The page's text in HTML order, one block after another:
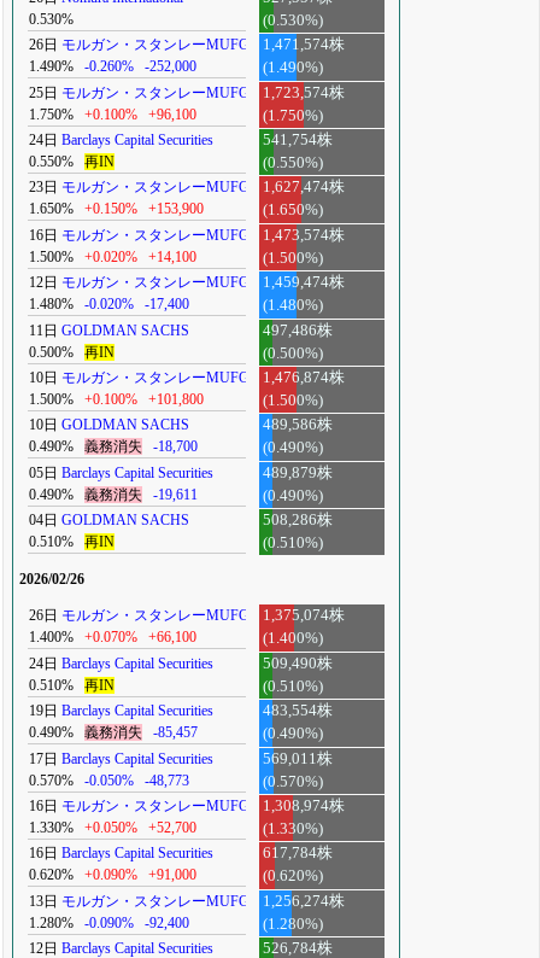
0.530%
(0.530%)
26日 モルガン・スタンレーMUFG
1.490%
-0.260% -252,000
1,471,574株
(1.490%)
25日 モルガン・スタンレーMUFG
1.750%
+0.100% +96,100
1,723,574株
(1.750%)
24日 Barclays Capital Securities
0.550%
再IN
541,754株
(0.550%)
23日 モルガン・スタンレーMUFG
1.650%
+0.150% +153,900
1,627,474株
(1.650%)
16日 モルガン・スタンレーMUFG
1.500%
+0.020% +14,100
1,473,574株
(1.500%)
12日 モルガン・スタンレーMUFG
1.480%
-0.020% -17,400
1,459,474株
(1.480%)
11日 GOLDMAN SACHS
0.500%
再IN
497,486株
(0.500%)
10日 モルガン・スタンレーMUFG
1.500%
+0.100% +101,800
1,476,874株
(1.500%)
10日 GOLDMAN SACHS
0.490%
義務消失 -18,700
489,586株
(0.490%)
05日 Barclays Capital Securities
0.490%
義務消失 -19,611
489,879株
(0.490%)
04日 GOLDMAN SACHS
0.510%
再IN
508,286株
(0.510%)
2026/02/26
26日 モルガン・スタンレーMUFG
1.400%
+0.070% +66,100
1,375,074株
(1.400%)
24日 Barclays Capital Securities
0.510%
再IN
509,490株
(0.510%)
19日 Barclays Capital Securities
0.490%
義務消失 -85,457
483,554株
(0.490%)
17日 Barclays Capital Securities
0.570%
-0.050% -48,773
569,011株
(0.570%)
16日 モルガン・スタンレーMUFG
1.330%
+0.050% +52,700
1,308,974株
(1.330%)
16日 Barclays Capital Securities
0.620%
+0.090% +91,000
617,784株
(0.620%)
13日 モルガン・スタンレーMUFG
1.280%
-0.090% -92,400
1,256,274株
(1.280%)
12日 Barclays Capital Securities 526,784株